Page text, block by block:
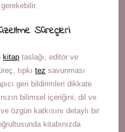
Süreçleri
kitap taslağı, editör ve
tıpkıtez savunması
geri bildirimleri dikkate
bilimsel içeriğini, dil ve
özgün katkısını detaylı bir
kitabınızda